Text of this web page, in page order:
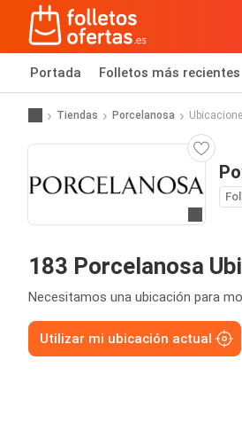
Portada Folletos más recientes
Tiendas Porcelanosa
183 Porcelanosa
Necesitamos una ubicación para
Utilizar mi ubicación actual